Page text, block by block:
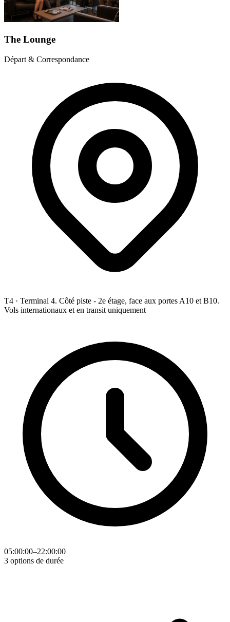
The Lounge
Départ & Correspondance
T4 · Terminal 4. Côté piste - 2e étage, face aux portes A10 et B10.
Vols internationaux et en transit uniquement
05:00:00–22:00:00
3 options de durée